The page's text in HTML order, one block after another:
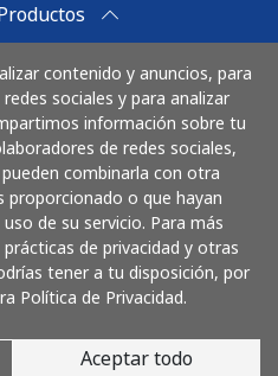
contenido y anuncios, para
sociales y para analizar
información sobre tu
de redes sociales,
combinarla con otra
proporcionado o que hayan
de su servicio. Para más
de privacidad y otras
tener a tu disposición, por
Política de Privacidad.
Aceptar todo
con